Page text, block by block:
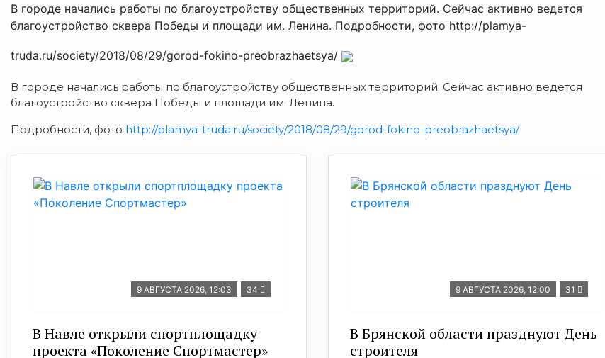
В городе начались работы по благоустройству общественных территорий. Сейчас активно ведется
благоустройство сквера Победы и площади им. Ленина. Подробности, фото http://plamya-
truda.ru/society/2018/08/29/gorod-fokino-preobrazhaetsya/
В городе начались работы по благоустройству общественных территорий. Сейчас активно ведется
благоустройство сквера Победы и площади им. Ленина.
Подробности, фото http://plamya-truda.ru/society/2018/08/29/gorod-fokino-preobrazhaetsya/
9 АВГУСТА 2026, 12:03 34
В Навле открыли спортплощадку
проекта «Поколение Спортмастер»
9 АВГУСТА 2026, 12:00 31
В Брянской области празднуют День
строителя